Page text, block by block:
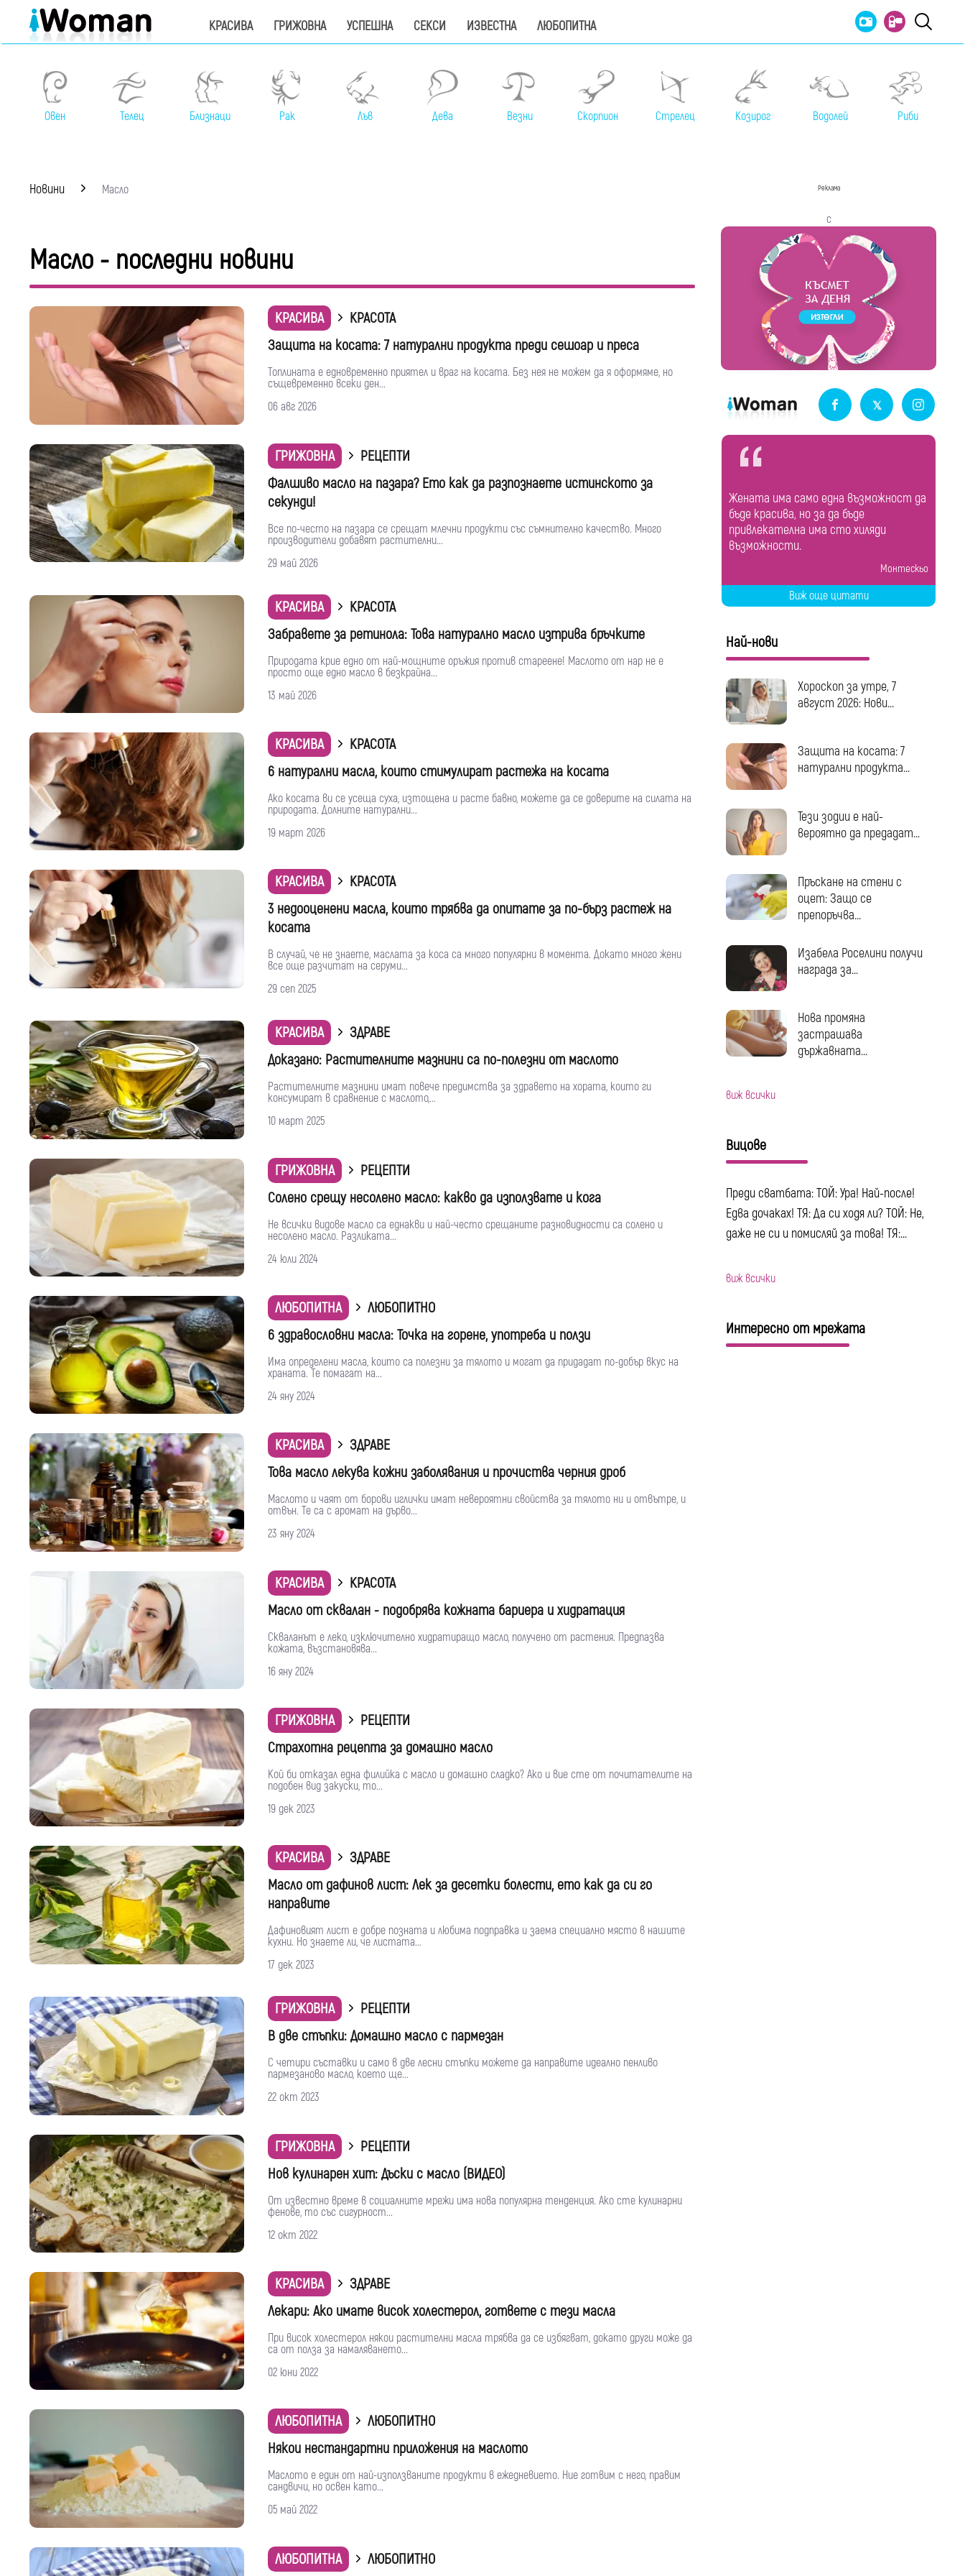
КРАСИВА ГРИЖОВНА УСПЕШНА СЕКСИ ИЗВЕСТНА ЛЮБОПИТНА
Овен Телец Близнаци Рак Лъв Дева Везни Скорпион Стрелец Козирог Водолей Риби
Новини Масло
Масло - последни новини
КРАСИВА
КРАСОТА
Защита на косата: 7 натурални продукта преди сешоар и преса
Топлината е едновременно приятел и враг на косата. Без нея не можем да я оформяме, но
същевременно всеки ден...
06 авг 2026
ГРИЖОВНА
РЕЦЕПТИ
Фалшиво масло на пазара? Ето как да разпознаете истинското за
секунди!
Все по-често на пазара се срещат млечни продукти със съмнително качество. Много
производители добавят растителни...
29 май 2026
КРАСИВА
КРАСОТА
Забравете за ретинола: Това натурално масло изтрива бръчките
Природата крие едно от най-мощните оръжия против стареене! Маслото от нар не е
просто още едно масло в безкрайна...
13 май 2026
КРАСИВА
КРАСОТА
6 натурални масла, които стимулират растежа на косата
Ако косата ви се усеща суха, изтощена и расте бавно, можете да се доверите на силата на
природата. Долните натурални...
19 март 2026
КРАСИВА
КРАСОТА
3 недооценени масла, които трябва да опитате за по-бърз растеж на
косата
В случай, че не знаете, маслата за коса са много популярни в момента. Докато много жени
все още разчитат на серуми...
29 сеп 2025
КРАСИВА
ЗДРАВЕ
Доказано: Растителните мазнини са по-полезни от маслото
Растителните мазнини имат повече предимства за здравето на хората, които ги
консумират в сравнение с маслото,...
10 март 2025
ГРИЖОВНА
РЕЦЕПТИ
Солено срещу несолено масло: какво да използвате и кога
Не всички видове масло са еднакви и най-често срещаните разновидности са солено и
несолено масло. Разликата...
24 юли 2024
ЛЮБОПИТНА
ЛЮБОПИТНО
6 здравословни масла: Точка на горене, употреба и ползи
Има определени масла, които са полезни за тялото и могат да придадат по-добър вкус на
храната. Те помагат на...
24 яну 2024
КРАСИВА
ЗДРАВЕ
Това масло лекува кожни заболявания и прочиства черния дроб
Маслото и чаят от борови иглички имат невероятни свойства за тялото ни и отвътре, и
отвън. Те са с аромат на дърво...
23 яну 2024
КРАСИВА
КРАСОТА
Масло от сквалан - подобрява кожната бариера и хидратация
Скваланът е леко, изключително хидратиращо масло, получено от растения. Предпазва
кожата, възстановява...
16 яну 2024
ГРИЖОВНА
РЕЦЕПТИ
Страхотна рецепта за домашно масло
Кой би отказал една филийка с масло и домашно сладко? Ако и вие сте от почитателите на
подобен вид закуски, то...
19 дек 2023
КРАСИВА
ЗДРАВЕ
Масло от дафинов лист: Лек за десетки болести, ето как да си го
направите
Дафиновият лист е добре позната и любима подправка и заема специално място в нашите
кухни. Но знаете ли, че листата...
17 дек 2023
ГРИЖОВНА
РЕЦЕПТИ
В две стъпки: Домашно масло с пармезан
С четири съставки и само в две лесни стъпки можете да направите идеално пенливо
пармезаново масло, което ще...
22 окт 2023
ГРИЖОВНА
РЕЦЕПТИ
Нов кулинарен хит: Дъски с масло (ВИДЕО)
От известно време в социалните мрежи има нова популярна тенденция. Ако сте кулинарни
фенове, то със сигурност...
12 окт 2022
КРАСИВА
ЗДРАВЕ
Лекари: Ако имате висок холестерол, гответе с тези масла
При висок холестерол някои растителни масла трябва да се избягват, докато други може да
са от полза за намаляването...
02 юни 2022
ЛЮБОПИТНА
ЛЮБОПИТНО
Някои нестандартни приложения на маслото
Маслото е един от най-използваните продукти в ежедневието. Ние готвим с него, правим
сандвичи, но освен като...
05 май 2022
ЛЮБОПИТНА ЛЮБОПИТНО
Реклама
с
Жената има само една възможност да
бъде красива, но за да бъде
привлекателна има сто хиляди
възможности.
Монтескьо
Виж още цитати
Най-нови
Хороскоп за утре, 7
август 2026: Нови...
Защита на косата: 7
натурални продукта...
Тези зодии е най-
вероятно да предадат...
Пръскане на стени с
оцет: Защо се
препоръчва...
Изабела Роселини получи
награда за...
Нова промяна
застрашава
държавната...
виж всички
Вицове
Преди сватбата: ТОЙ: Ура! Най-после!
Едва дочаках! ТЯ: Да си ходя ли? ТОЙ: Не,
даже не си и помисляй за това! ТЯ:...
виж всички
Интересно от мрежата